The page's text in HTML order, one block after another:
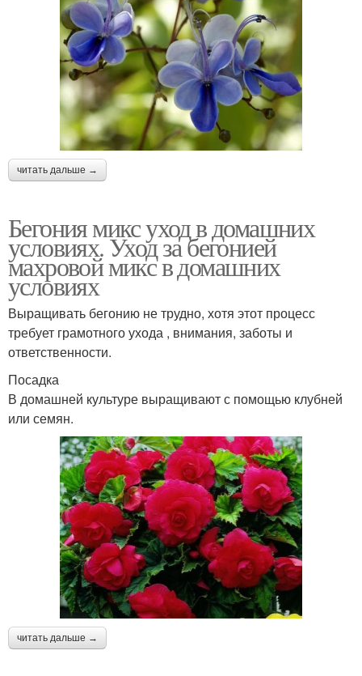
читать дальше →
Бегония микс уход в домашних
условиях. Уход за бегонией
махровой микс в домашних
условиях
Выращивать бегонию не трудно, хотя этот процесс
требует грамотного ухода , внимания, заботы и
ответственности.
Посадка
В домашней культуре выращивают с помощью клубней
или семян.
читать дальше →